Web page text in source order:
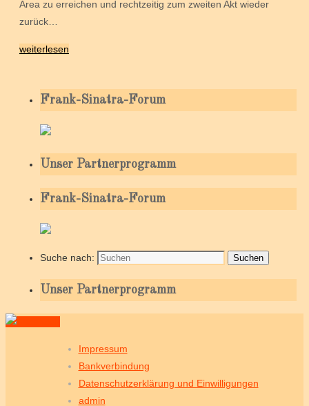
Area zu erreichen und rechtzeitig zum zweiten Akt wieder
zurück…
weiterlesen
Frank-Sinatra-Forum
Unser Partnerprogramm
Frank-Sinatra-Forum
Suche nach: Suchen
Unser Partnerprogramm
Impressum
Bankverbindung
Datenschutzerklärung und Einwilligungen
admin